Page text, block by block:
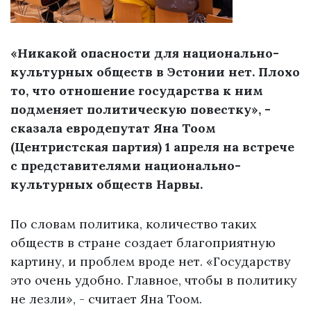
«Никакой опасности для национально-
культурных обществ в Эстонии нет. Плохо
то, что отношение государства к ним
подменяет политическую повестку», -
сказала евродепутат Яна Тоом
(Центристская партия) 1 апреля на встрече
с представителями национально-
культурных обществ Нарвы.
По словам политика, количество таких
обществ в стране создает благоприятную
картину, и проблем вроде нет. «Государству
это очень удобно. Главное, чтобы в политику
не лезли», - считает Яна Тоом.